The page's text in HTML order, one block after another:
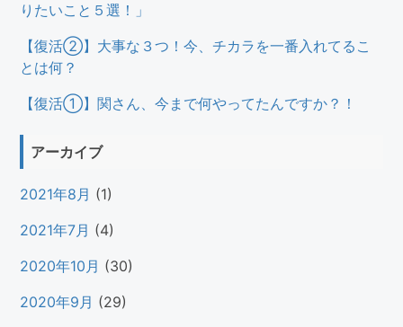
りたいこと５選！」
【復活②】大事な３つ！今、チカラを一番入れてるこ
とは何？
【復活①】関さん、今まで何やってたんですか？！
アーカイブ
2021年8月 (1)
2021年7月 (4)
2020年10月 (30)
2020年9月 (29)